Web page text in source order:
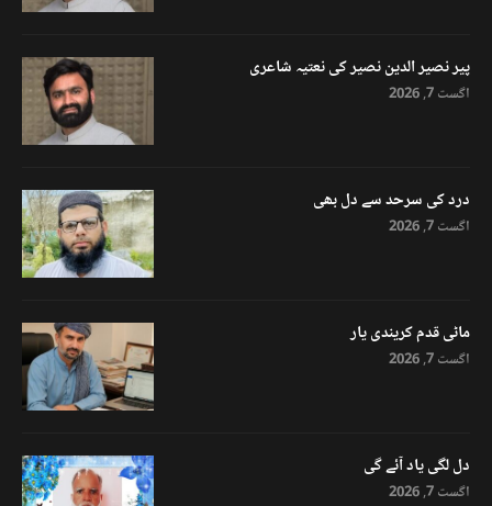
پیر نصیر الدین نصیر کی نعتیہ شاعری
اگست 7, 2026
درد کی سرحد سے دل بھی
اگست 7, 2026
ماٹی قدم کریندی یار
اگست 7, 2026
دل لگی یاد آئے گی
اگست 7, 2026